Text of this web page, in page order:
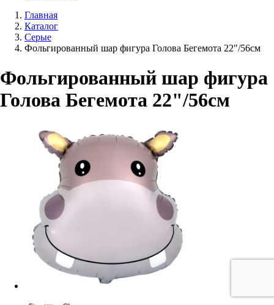
Главная
Каталог
Серые
Фольгированный шар фигура Голова Бегемота 22"/56см
Фольгированный шар фигура
Голова Бегемота 22"/56см